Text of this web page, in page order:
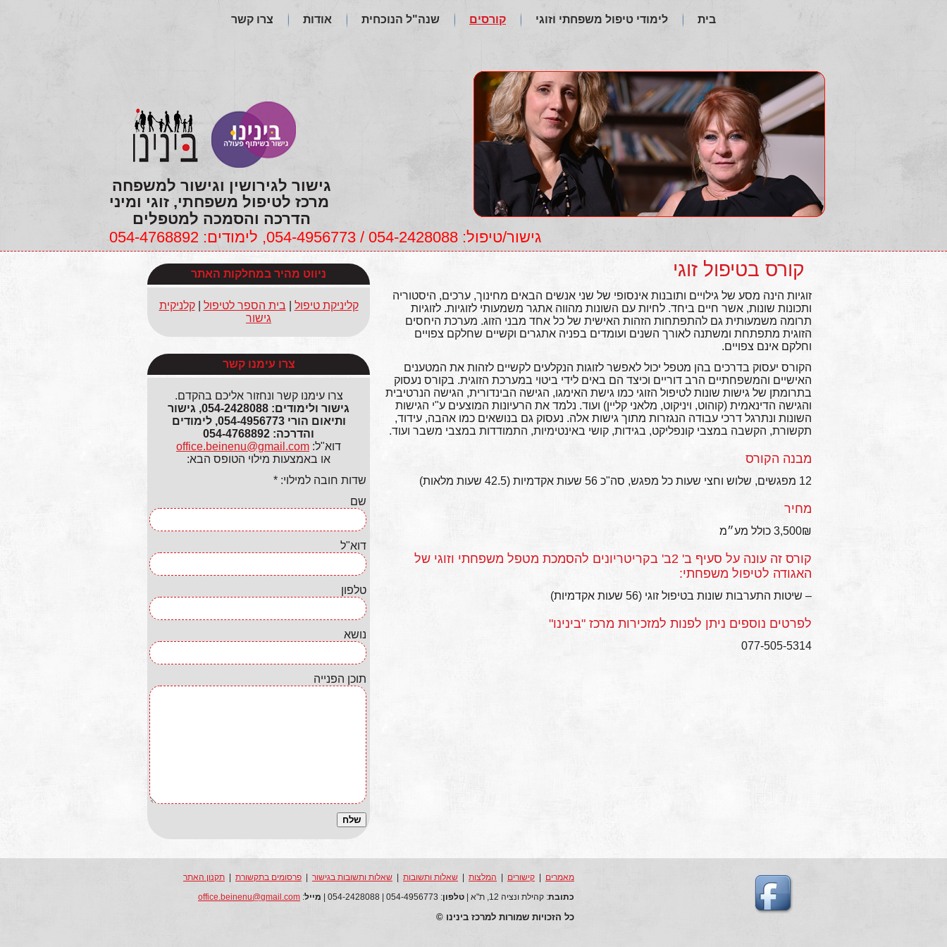
בית לימודי טיפול משפחתי וזוגי קורסים שנה"ל הנוכחית אודות צרו קשר
גישור/טיפול: 054-2428088 / 054-4956773, לימודים: 054-4768892
הדרכה והסמכה למטפלים
גישור לגירושין וגישור למשפחה
מרכז לטיפול משפחתי, זוגי ומיני
קורס בטיפול זוגי
זוגיות הינה מסע של גילויים ותובנות אינסופי של שני אנשים הבאים מחינוך, ערכים, היסטוריה
ותכונות שונות, אשר חיים ביחד. לחיות עם השונות מהווה אתגר משמעותי לזוגיות. לזוגיות
תרומה משמעותית גם להתפתחות הזהות האישית של כל אחד מבני הזוג. מערכת היחסים
הזוגית מתפתחת ומשתנה לאורך השנים ועומדים בפניה אתגרים וקשיים שחלקם צפויים
וחלקם אינם צפויים.
הקורס יעסוק בדרכים בהן מטפל יכול לאפשר לזוגות הנקלעים לקשיים לזהות את המטענים
האישיים והמשפחתיים הרב דוריים וכיצד הם באים לידי ביטוי במערכת הזוגית. בקורס נעסוק
בתרומתן של גישות שונות לטיפול הזוגי כמו גישת האימגו, הגישה הבינדורית, הגישה הנרטיבית
והגישה הדינאמית (קוהוט, ויניקוט, מלאני קליין) ועוד. נלמד את הרעיונות המוצעים ע"י הגישות
השונות ונתרגל דרכי עבודה הנגזרות מתוך גישות אלה. נעסוק גם בנושאים כמו אהבה, עידוד,
תקשורת, הקשבה במצבי קונפליקט, בגידות, קושי באינטימיות, התמודדות במצבי משבר ועוד.
מבנה הקורס
12 מפגשים, שלוש וחצי שעות כל מפגש, סה"כ 56 שעות אקדמיות (42.5 שעות מלאות)
מחיר
3,500₪ כולל מע״מ
קורס זה עונה על סעיף ב' 2ב' בקריטריונים להסמכת מטפל משפחתי וזוגי של
האגודה לטיפול משפחתי:
– שיטות התערבות שונות בטיפול זוגי (56 שעות אקדמיות)
לפרטים נוספים ניתן לפנות למזכירות מרכז "בינינו"
077-505-5314
ניווט מהיר במחלקות האתר
קליניקת טיפול בית הספר לטיפול |קלניקית
גישור
צרו עימנו קשר
צרו עימנו קשר ונחזור אליכם בהקדם.
גישור ולימודים: 054-2428088, גישור
ותיאום הורי 054-4956773, לימודים
והדרכה: 054-4768892
דוא"ל: office.beinenu@gmail.com
או באמצעות מילוי הטופס הבא:
שדות חובה למילוי: *
שם
דוא"ל
טלפון
נושא
תוכן הפנייה
מאמרים קישורים המלצות שאלות ותשובות שאלות ותשובות בגישור פרסומים בתקשורת
תקנון האתר
כתובת: קהילת ונציה 12, ת"א | טלפון: 054-4956773 | 054-2428088 | מייל:
office.beinenu@gmail.com
כל הזכויות שמורות למרכז בינינו ©